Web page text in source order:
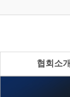
협회소개